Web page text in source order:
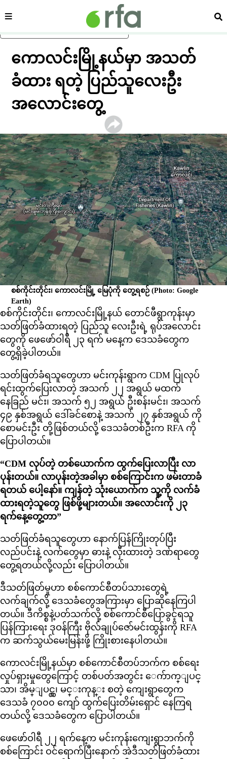
ပင်မအကြောင်းအရာသို့ ကျော်ရန်
ကဏ္ဍ ရှာ
ကောလင်းမြို့နယ်မှာ အသတ်
ခံထား ရတဲ့ ပြည်သူလေးဦး
အလောင်းတွေ့
စစ်ကိုင်းတိုင်း၊ ကောလင်းမြို့ မြေပုံကို တွေ့ရစဉ်(Photo: Google
Earth)
စစ်ကိုင်းတိုင်း၊ ကောလင်းမြို့နယ် တောင်ဖီရွာကုန်းမှာ
သတ်ဖြတ်ခံထားရတဲ့ ပြည်သူ လေးဦးရဲ့ ရုပ်အလောင်း
တွေကို ဖေဖော်ဝါရီ ၂၃ ရက် မနေ့က ဒေသခံတွေက
တွေ့ရှိခဲ့ပါတယ်။
သတ်ဖြတ်ခံရသူတွေဟာ မင်းကုန်းရွာက CDM ပြုလုပ်
ရင်းထွက်ပြေးလာတဲ့ အသက် ၂၂ အရွယ် မထက်
နေခြည် မင်း၊ အသက် ၅၂ အရွယ် ဦးစန်းမင်း၊ အသက်
၄၉ နှစ်အရွယ် ဒေါ်ခင်စောနဲ့ အသက် ၂၇ နှစ်အရွယ် ကို
စောမင်းဦး တို့ဖြစ်တယ်လို့ ဒေသခံတစ်ဦးက RFA ကို
ပြောပါတယ်။
“CDM လုပ်တဲ့ တစ်ယောက်က ထွက်ပြေးလာပြီး လာ
ပုန်းတယ်။ လာပုန်းတဲ့အခါမှာ စစ်ကြောင်းက ဖမ်းတာခံ
ရတယ် ပေါ့နော်။ ကျန်တဲ့ သုံးယောက်က သူ့ကို လက်ခံ
ထားရတဲ့သူတွေ ဖြစ်ဖို့များတယ်။ အလောင်းကို ၂၃
ရက်နေ့တွေ့တာ”
သတ်ဖြတ်ခံရသူတွေဟာ နောက်ပြန်ကြိုးတုပ်ပြီး
လည်ပင်းနဲ့ လက်တွေမှာ ဓားနဲ့ လှီးထားတဲ့ ဒဏ်ရာတွေ
တွေ့ရတယ်လို့လည်း ပြောပါတယ်။
ဒီသတ်ဖြတ်မှုဟာ စစ်ကောင်စီတပ်သားတွေရဲ့
လက်ချက်လို့ ဒေသခံတွေအကြားမှာ ပြောဆိုနေကြပါ
တယ်။ ဒီကိစ္စနဲ့ပတ်သက်လို့ စစ်ကောင်စီပြောခွင့်ရသူ
ပြန်ကြားရေး ဒုဝန်ကြီး ဗိုလ်ချုပ်ဇော်မင်းထွန်းကို RFA
က ဆက်သွယ်မေးမြန်းဖို့ ကြိုးစားနေပါတယ်။
ကောလင်းမြို့နယ်မှာ စစ်ကောင်စီတပ်ဘက်က စစ်ရေး
လှုပ်ရှားမှုတွေကြောင့် တစ်ပတ်အတွင်း ေက်ာက္ျပင္
သာ၊ အိမ္ျပင္လွ၊ မင္းကုန္း စတဲ့ ကျေးရွာတွေက
ဒေသခံ ၇၀၀၀ ကျော် ထွက်ပြေးတိမ်းရှောင် နေကြရ
တယ်လို့ ဒေသခံတွေက ပြောပါတယ်။
ဖေဖော်ဝါရီ ၂၂ ရက်နေ့က မင်းကုန်းကျေးရွာဘက်ကို
စစ်ကြောင်း ဝင်ရောက်ပြီးနောက် အဲဒီသတ်ဖြတ်ခံထား